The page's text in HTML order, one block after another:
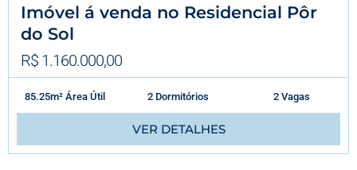
Imóvel á venda no Residencial Pôr
do Sol
R$ 1.160.000,00
85.25m² Área Útil 2 Dormitórios 2 Vagas
VER DETALHES